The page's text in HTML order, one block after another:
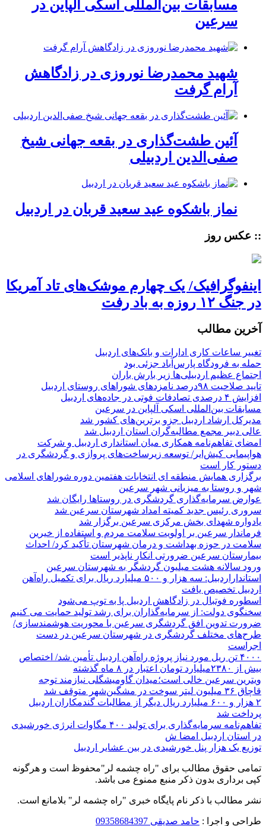
مسابقات بین‌المللی اسکی آلپاین در
سرعین
شهید محمدرضا نوروزی در زادگاهش
آرام گرفت
آئین طشت‌گذاری در بقعه جهانی شیخ
صفی‌الدین اردبیلی
نماز باشکوه عید سعید قربان در اردبیل
:: عکس روز
اینفوگرافیک/ یک چهارم موشک‌های تاد آمریکا
در جنگ ۱۲ روزه به باد رفت
آخرین مطالب
تغییر ساعات کاری ادارات و بانک‌های اردبیل
حمله به فرودگاه پارس‌‌آباد جزئی بود
اجتماع عظیم اردبیلی‌ها زیر بارش باران
تایید صلاحیت ۹۸درصد نامزدهای شوراهای روستای اردبیل
افزایش ۴ درصدی تصادفات فوتی در جاده‌های اردبیل
مسابقات بین‌المللی اسکی آلپاین در سرعین
مدیرکل ارشاد اردبیل جزو برترین‌های کشور شد
عالی دبیر مجمع مطالبه‌گران استان اردبیل شد
امضای تفاهم‌نامه همکاری میان استانداری اردبیل و شرکت
هواپیمایی کیش‌ایر/ توسعه زیرساخت‌های پروازی و گردشگری در
دستور کار است
برگزاری همایش منطقه ای انتخابات هفتمین دوره شوراهای اسلامی
شهر و روستا به میزبانی شهر سرعین
عوارض سرمایه‌گذاری گردشگری در روستاها رایگان شد
سروری رئیس جدید کمیته امداد شهرستان سرعین شد
یادواره شهدای بخش مرکزی سرعین برگزار شد
فرماندار سرعین بر اولویت سلامت مردم و استفاده از خیرین
سلامت در حوزه بهداشت و درمان شهرستان تأکید کرد/ احداث
بیمارستان سرعین ضرورتی انکار ناپذیر است
ورود سالانه هشت میلیون گردشگر به شهرستان سرعین
استانداراردبیل: سه هزار و ۵۰۰ میلیارد ریال برای تکمیل راه‌آهن
اردبیل تخصیص یافت
اسطوره فوتبال در زادگاهش اردبیل پا به توپ می‌شود
سخنگوی دولت: از سرمایه‌گذاران برای رشد تولید حمایت می کنیم
ضرورت تدوین افق گردشگری سرعین با محوریت هوشمندسازی/
طرح‌های مختلف گردشگری در شهرستان سرعین در دست
اجراست
۴۰۰۰ تن ریل مورد نیاز پروژه راه‌آهن اردبیل تأمین شد/ اختصاص
بیش از ۲۳۸۰میلیارد تومان اعتبار در ۸ ماه گذشته
ویترین سرعین خالی است؛میدان گاومیشگلی نیازمند توجه
قاچاق ۳۶ میلیون لیتر سوخت در مشگین‌شهر متوقف شد
۲ هزار و ۶۰۰‌ میلیارد ریال دیگر از مطالبات گندمکاران اردبیل
پرداخت شد
تفاهم‌نامه سرمایه‌گذاری برای تولید ۴۰۰ مگاوات انرژی خورشیدی
در استان اردبیل امضا ش
توزیع یک هزار پنل خورشیدی در بین عشایر اردبیل
تمامی حقوق مطالب برای "راه چشمه لر"محفوظ است و هرگونه
کپی برداری بدون ذکر منبع ممنوع می باشد.
نشر مطالب با ذکر نام پایگاه خبری "راه چشمه لر" بلامانع است.
طراحی و اجرا : حامد صدیقی 09358684397